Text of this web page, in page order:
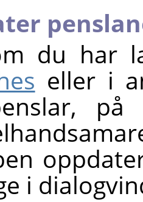
du har
eller i
på
i